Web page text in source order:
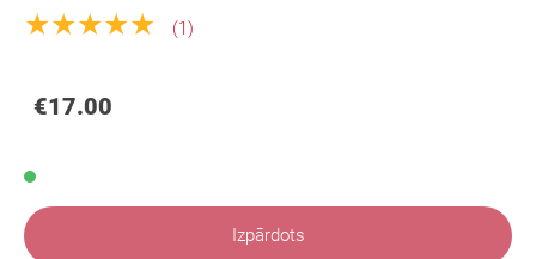
★★★★★ (1)
€17.00
Izpārdots